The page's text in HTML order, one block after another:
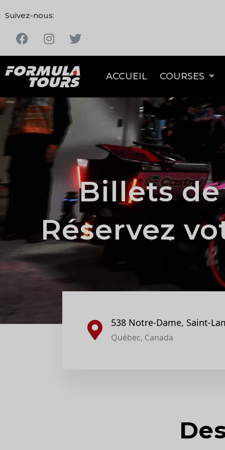
Suivez-nous:
ACCUEIL COURSES
Billets de
Réservez
538 Notre-Dame, Saint-
Québec, Canada